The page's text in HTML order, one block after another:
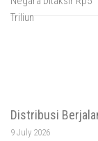
Distribusi
9 July 2026